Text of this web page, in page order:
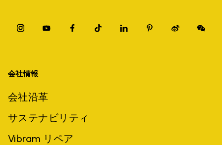
会社情報
会社沿革
サステナビリティ
Vibram リペア